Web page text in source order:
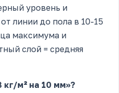
уровень и
линии до пола в 10-15
максимума и
слой = средняя
кг/м² на 10 мм»?